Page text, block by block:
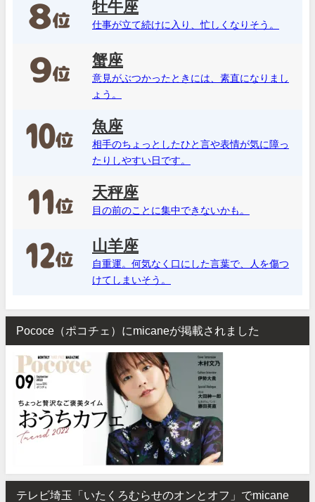
牡牛座
仕事が立て続けに入り、忙しくなりそう。
蟹座
意見がぶつかったときには、素直になりまし
ょう。
魚座
相手のちょっとしたひと言や表情が気に障っ
たりしやすい日です。
天秤座
目の前のことに集中できないかも。
山羊座
自重運。何気なく口にした言葉で、人を傷つ
けてしまいそう。
Pococe（ポコチェ）にmicaneが掲載されました
テレビ埼玉「いたくろむらせのオンとオフ」でmicane